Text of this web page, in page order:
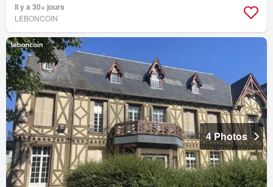
Il y a 30+ jours
LEBONCOIN
4 Photos